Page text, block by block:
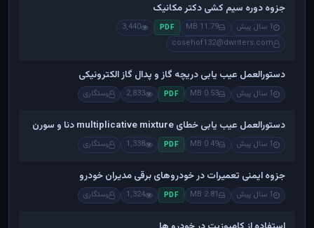
جزوه دوره سیم کشی دکتر مکانیک
1 سال پیش 11.79 MB
PDF
3,440
cosehof132@dwriters.com
دستورالعمل عیب یابی دریچه گاز و پدال گاز الکترونیکی
1 سال پیش 0.53 MB
PDF
2,833 رستگاری
دستورالعمل عیب یابی خطای multiplicative mixture دنا و سورن
1 سال پیش 0.49 MB
PDF
1,338 رستگاری
جزوه ایمنی تعمیرات در خودروهای برقی مدیران خودرو
1 سال پیش 2.81 MB
PDF
1,324 رستگاری